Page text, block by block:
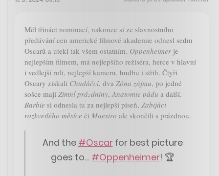
Měl třináct nominací, nakonec si ze slavnostního
předávání cen americké filmové akademie odnesl sedm
Oscarů a utekl tak všem ostatním. Oppenheimer je
nejlepším filmem, má nejlepšího režiséra, herce v hlavní
i vedlejší roli, nejlepší kameru, hudbu i střih. Čtyři
Oscary získali Chudáčci, dva Zóna zájmu, po jedné
sošce mají Zimní prázdniny, Anatomie pádu a další.
Barbie si odnesla tu za nejlepší píseň, Zabijáci
rozkvetlého měsíce či Maestro ale skončili s prázdnou.
And the #Oscarfor best picture
goes to… #Oppenheimer! 🏆